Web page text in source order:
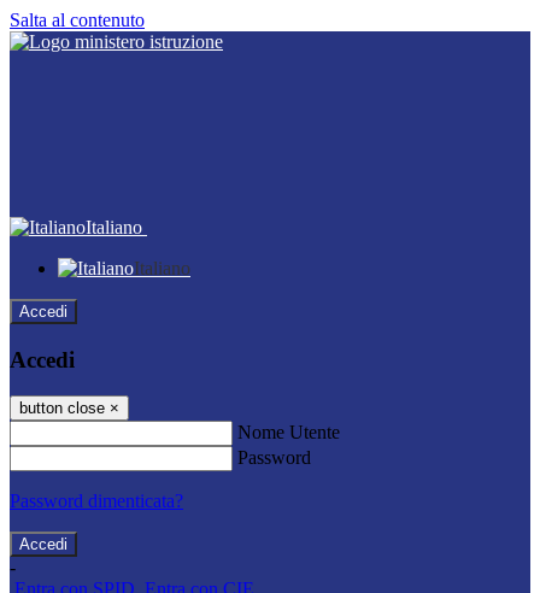
Salta al contenuto
Italiano
Italiano
Accedi
Accedi
button close ×
Nome Utente
Password
Password dimenticata?
-